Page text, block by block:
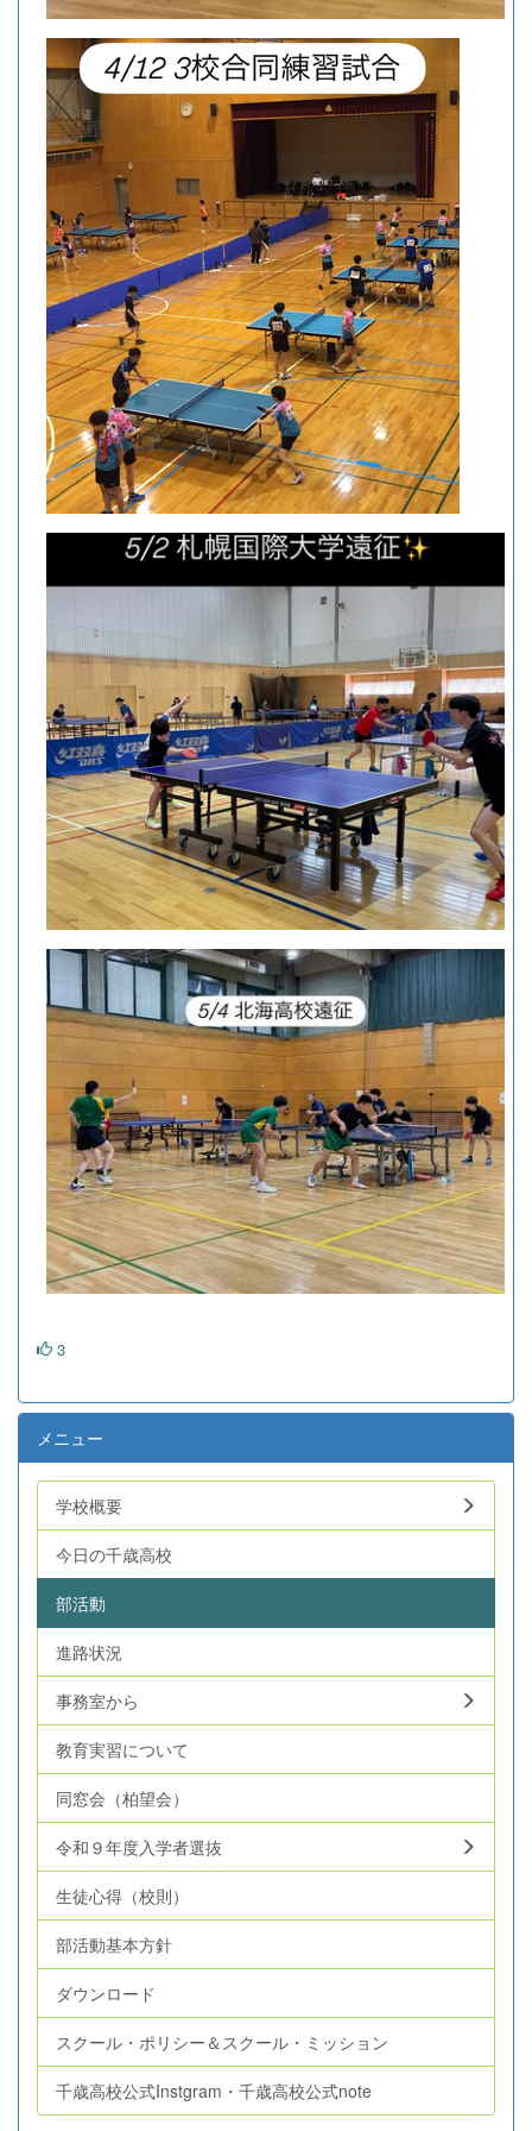
3
メニュー
学校概要
今日の千歳高校
部活動
進路状況
事務室から
教育実習について
同窓会（柏望会）
令和９年度入学者選抜
生徒心得（校則）
部活動基本方針
ダウンロード
スクール・ポリシー＆スクール・ミッション
千歳高校公式Instgram・千歳高校公式note